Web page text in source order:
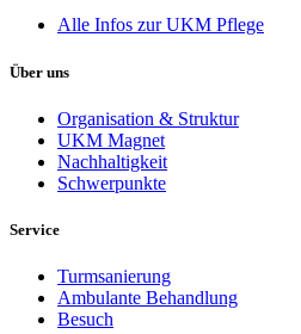
Alle Infos zur UKM Pflege
Über uns
Organisation & Struktur
UKM Magnet
Nachhaltigkeit
Schwerpunkte
Service
Turmsanierung
Ambulante Behandlung
Besuch